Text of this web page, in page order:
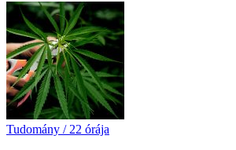
Tudomány / 22 órája